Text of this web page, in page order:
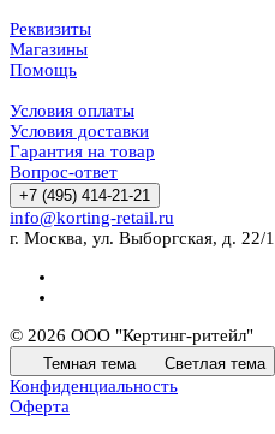
Реквизиты
Магазины
Помощь
Условия оплаты
Условия доставки
Гарантия на товар
Вопрос-ответ
+7 (495) 414-21-21
info@korting-retail.ru
г. Москва, ул. Выборгская, д. 22/1
© 2026 ООО "Кертинг-ритейл"
Темная тема Светлая тема
Конфиденциальность
Оферта